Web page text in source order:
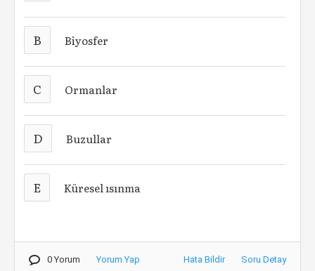
B Biyosfer
C Ormanlar
D Buzullar
E Küresel ısınma
0 Yorum Yorum Yap Hata Bildir Soru Detay